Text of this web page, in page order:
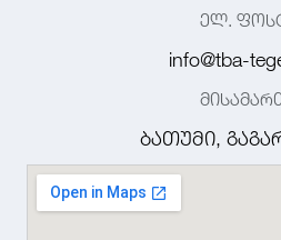
ელ.
info@tba-
ბათუმი,